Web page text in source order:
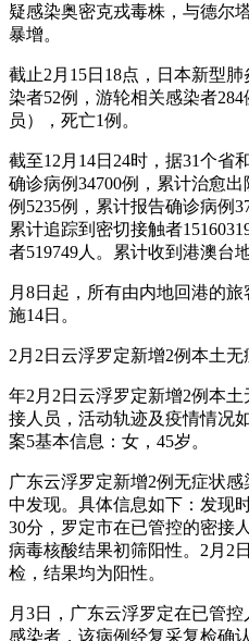
疑感染奥密克戎毒株，与德尔
暴增。
截止2月15日18点，日本新型
染者52例，游轮相关感染者
员），死亡1例。
截至12月14日24时，据31个省
确诊病例34700例，累计治愈
例5235例，累计报告确诊病例
累计追踪到密切接触者
者519749人。累计收到港澳台
月8日起，所有由内地回港的
施14日。
2月2日云浮罗定新增2例本土
年2月2日云浮罗定新增2例本
接人员，活动轨迹及疫情情况
案5基本信息：女，45岁。
广东云浮罗定新增2例无症状
中发现。具体信息如下：发现
30分，罗定市在已管控的密接
病毒核酸结果初筛阳性。2月2
检，结果均为阳性。
月3日，广东云浮罗定在已管
感染者，该病例经复采复检确